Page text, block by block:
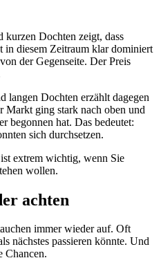
Dochten zeigt, dass
diesem Zeitraum klar dominiert
der Gegenseite. Der Preis
langen Dochten erzählt dagegen
Markt ging stark nach oben und
begonnen hat. Das bedeutet:
sich durchsetzen.
extrem wichtig, wenn Sie
wollen.
achten
immer wieder auf. Oft
nächstes passieren könnte. Und
Chancen.